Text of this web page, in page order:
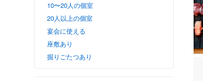
10〜20人の個室
20人以上の個室
宴会に使える
座敷あり
掘りごたつあり